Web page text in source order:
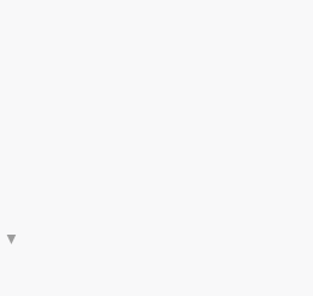
▼